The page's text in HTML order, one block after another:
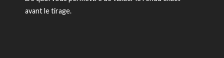
avant le tirage.